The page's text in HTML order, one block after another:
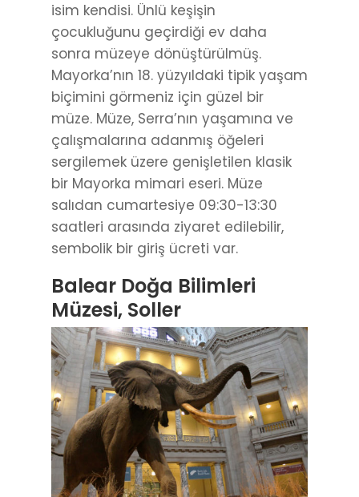
isim kendisi. Ünlü keşişin
çocukluğunu geçirdiği ev daha
sonra müzeye dönüştürülmüş.
Mayorka’nın 18. yüzyıldaki tipik yaşam
biçimini görmeniz için güzel bir
müze. Müze, Serra’nın yaşamına ve
çalışmalarına adanmış öğeleri
sergilemek üzere genişletilen klasik
bir Mayorka mimari eseri. Müze
salıdan cumartesiye 09:30-13:30
saatleri arasında ziyaret edilebilir,
sembolik bir giriş ücreti var.
Balear Doğa Bilimleri
Müzesi, Soller